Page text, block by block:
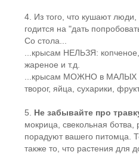
4. Из того, что кушают
годится на "дать
Со стола...
...крысам НЕЛЬЗЯ:
жареное и т.д.
...крысам МОЖНО в МАЛЫХ
творог, яйца, сухарики,
5. Не забывайте про
мокрица, свекольная
порадуют вашего питомца.
также то, что растения для